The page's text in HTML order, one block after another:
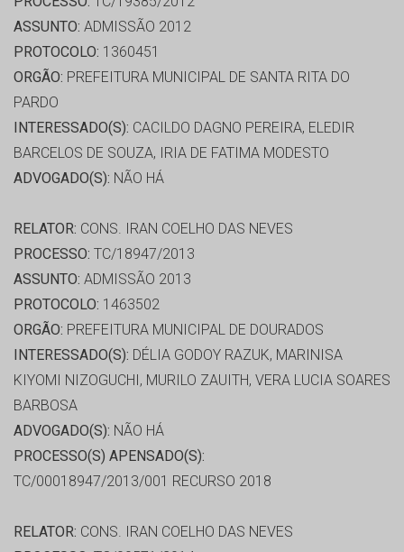
ASSUNTO: ADMISSÃO 2012
PROTOCOLO: 1360451
ORGÃO: PREFEITURA MUNICIPAL DE SANTA RITA DO
PARDO
INTERESSADO(S): CACILDO DAGNO PEREIRA, ELEDIR
BARCELOS DE SOUZA, IRIA DE FATIMA MODESTO
ADVOGADO(S): NÃO HÁ
RELATOR: CONS. IRAN COELHO DAS NEVES
PROCESSO: TC/18947/2013
ASSUNTO: ADMISSÃO 2013
PROTOCOLO: 1463502
ORGÃO: PREFEITURA MUNICIPAL DE DOURADOS
INTERESSADO(S): DÉLIA GODOY RAZUK, MARINISA
KIYOMI NIZOGUCHI, MURILO ZAUITH, VERA LUCIA SOARES
BARBOSA
ADVOGADO(S): NÃO HÁ
PROCESSO(S) APENSADO(S):
TC/00018947/2013/001 RECURSO 2018
RELATOR: CONS. IRAN COELHO DAS NEVES